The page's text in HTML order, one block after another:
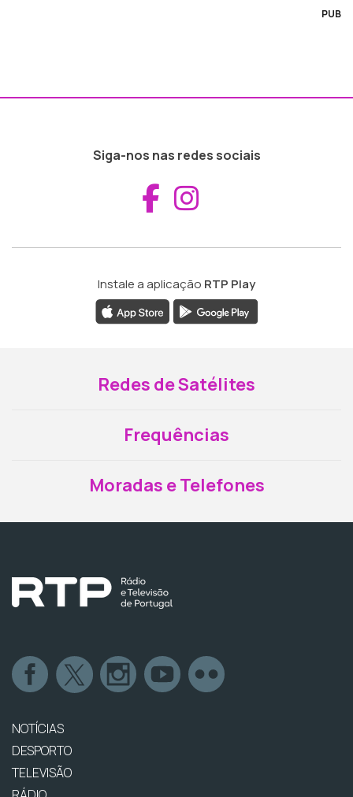
PUB
Siga-nos nas redes sociais
Aceder ao
Instale a aplicação RTP Play
Redes de Satélites
Frequências
Moradas e Telefones
NOTÍCIAS
DESPORTO
TELEVISÃO